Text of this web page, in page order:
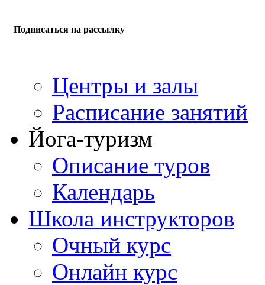
Подписаться на рассылку
Центры и залы
Расписание занятий
Йога-туризм
Описание туров
Календарь
Школа инструкторов
Очный курс
Онлайн курс